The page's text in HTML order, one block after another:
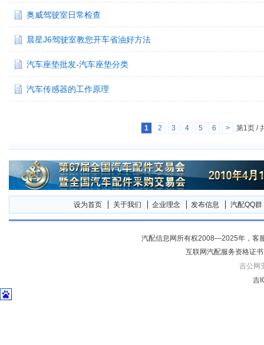
奥威驾驶室日常检查
晨星J6驾驶室教您开车省油好方法
汽车座垫批发-汽车座垫分类
汽车传感器的工作原理
1 2 3 4 5 6 > 第1页 /
设为首页 关于我们 企业理念 发布信息 汽配QQ群
汽配信息网所有权2008—2025年，客
互联网汽配服务资格证
吉公网
吉